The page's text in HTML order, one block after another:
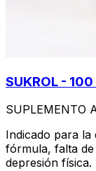
SUKROL -
SUPLEMENTO
Indicado para la
fórmula, falta
depresión fí­sica.